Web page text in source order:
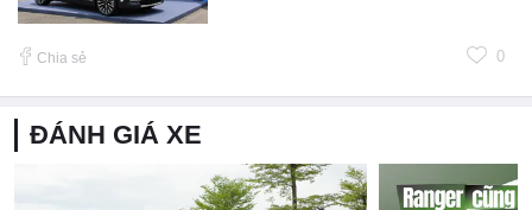
Chia sẻ 0
ĐÁNH GIÁ XE